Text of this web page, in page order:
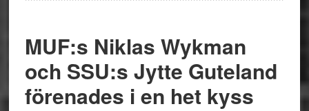
MUF:s Niklas Wykman
och SSU:s Jytte Guteland
förenades i en het kyss